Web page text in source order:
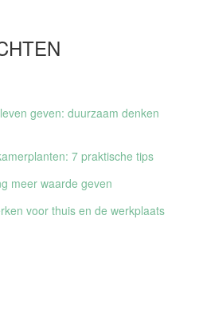
geven: duurzaam denken
7 praktische tips
meer waarde geven
voor thuis en de werkplaats